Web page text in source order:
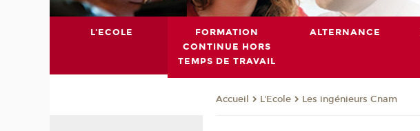
L'ECOLE
FORMATION
CONTINUE HORS
TEMPS DE TRAVAIL
ALTERNANCE
Accueil L'Ecole Les ingénieurs Cnam